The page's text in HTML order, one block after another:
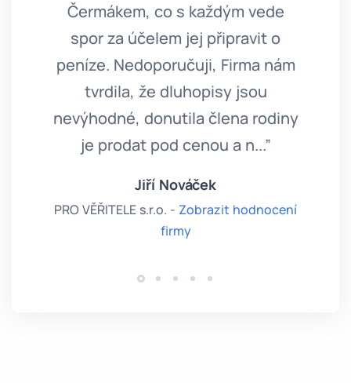
Čermákem, co s každým vede
spor za účelem jej připravit o
peníze. Nedoporučuji, Firma nám
tvrdila, že dluhopisy jsou
nevýhodné, donutila člena rodiny
je prodat pod cenou a n...”
Jiří Nováček
PRO VĚŘITELE s.r.o. - Zobrazit hodnocení
firmy